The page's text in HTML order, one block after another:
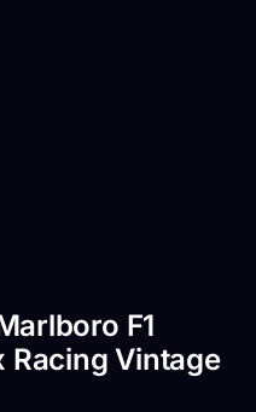
F1
Racing Vintage